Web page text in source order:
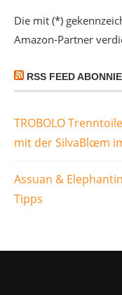
Die mit (*)
Amazon-Partner
RSS FEED
TROBOLO
mit der SilvaBlœm
Assuan &
Tipps